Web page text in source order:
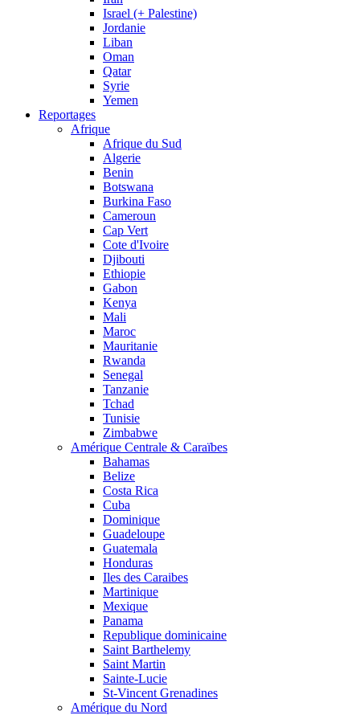
Israel (+ Palestine)
Jordanie
Liban
Oman
Qatar
Syrie
Yemen
Reportages
Afrique
Afrique du Sud
Algerie
Benin
Botswana
Burkina Faso
Cameroun
Cap Vert
Cote d'Ivoire
Djibouti
Ethiopie
Gabon
Kenya
Mali
Maroc
Mauritanie
Rwanda
Senegal
Tanzanie
Tchad
Tunisie
Zimbabwe
Amérique Centrale & Caraïbes
Bahamas
Belize
Costa Rica
Cuba
Dominique
Guadeloupe
Guatemala
Honduras
Iles des Caraibes
Martinique
Mexique
Panama
Republique dominicaine
Saint Barthelemy
Saint Martin
Sainte-Lucie
St-Vincent Grenadines
Amérique du Nord